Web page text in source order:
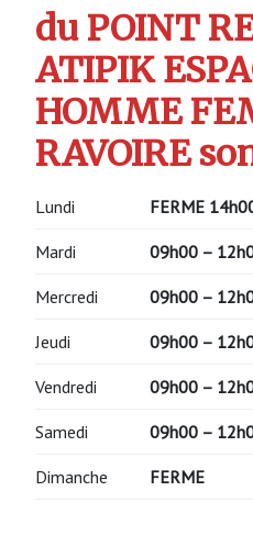
du POINT
ATIPIK
HOMME
RAVOIRE
Lundi FERME
Mardi 09h00 –
Mercredi 09h00 –
Jeudi 09h00 –
Vendredi 09h00 –
Samedi 09h00 –
Dimanche FERME